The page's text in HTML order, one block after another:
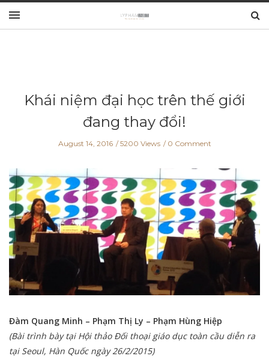
Khái niệm đại học trên thế giới
đang thay đổi!
August 14, 2016 5200 Views 0 Comment
Đàm Quang Minh – Phạm Thị Ly – Phạm Hùng Hiệp
(Bài trình bày tại Hội thảo Đối thoại giáo dục toàn cầu diễn ra
tại Seoul, Hàn Quốc ngày 26/2/2015)